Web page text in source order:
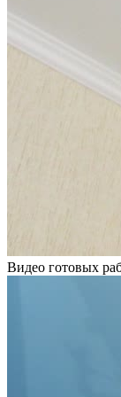
Видео готовых